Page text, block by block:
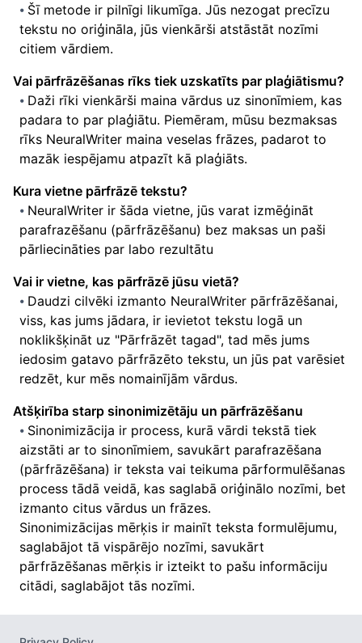
Šī metode ir pilnīgi likumīga. Jūs nezogat precīzu
tekstu no oriģināla, jūs vienkārši atstāstāt nozīmi
citiem vārdiem.
Vai pārfrāzēšanas rīks tiek uzskatīts par plaģiātismu?
Daži rīki vienkārši maina vārdus uz sinonīmiem, kas
padara to par plaģiātu. Piemēram, mūsu bezmaksas
rīks NeuralWriter maina veselas frāzes, padarot to
mazāk iespējamu atpazīt kā plaģiāts.
Kura vietne pārfrāzē tekstu?
NeuralWriter ir šāda vietne, jūs varat izmēģināt
parafrazēšanu (pārfrāzēšanu) bez maksas un paši
pārliecināties par labo rezultātu
Vai ir vietne, kas pārfrāzē jūsu vietā?
Daudzi cilvēki izmanto NeuralWriter pārfrāzēšanai,
viss, kas jums jādara, ir ievietot tekstu logā un
noklikšķināt uz "Pārfrāzēt tagad", tad mēs jums
iedosim gatavo pārfrāzēto tekstu, un jūs pat varēsiet
redzēt, kur mēs nomainījām vārdus.
Atšķirība starp sinonimizētāju un pārfrāzēšanu
Sinonimizācija ir process, kurā vārdi tekstā tiek
aizstāti ar to sinonīmiem, savukārt parafrazēšana
(pārfrāzēšana) ir teksta vai teikuma pārformulēšanas
process tādā veidā, kas saglabā oriģinālo nozīmi, bet
izmanto citus vārdus un frāzes.
Sinonimizācijas mērķis ir mainīt teksta formulējumu,
saglabājot tā vispārējo nozīmi, savukārt
pārfrāzēšanas mērķis ir izteikt to pašu informāciju
citādi, saglabājot tās nozīmi.